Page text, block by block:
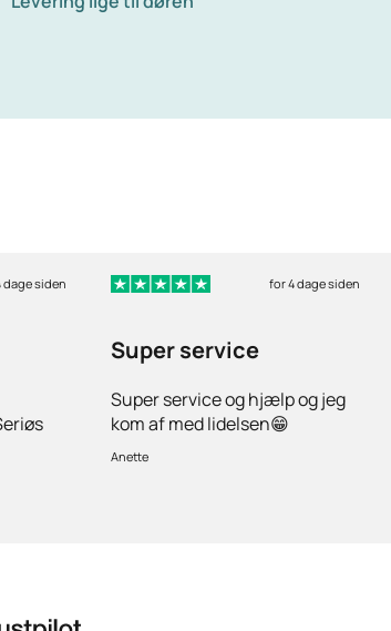
dage siden for 4 dage siden
Super service
Super service og hjælp og jeg
kom af med lidelsen😁
Anette